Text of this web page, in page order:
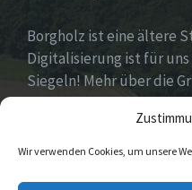
Wir verwenden Cookies, um unsere
Borgholz ist eine ältere
Digitalisierung ist für
Siegeln! Mehr über die
gibt es unter
https://www.digitale-